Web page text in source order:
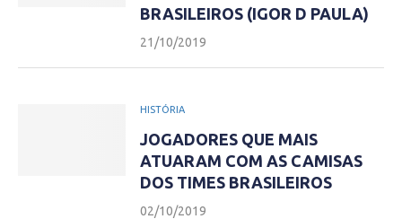
BRASILEIROS (IGOR D PAULA)
21/10/2019
HISTÓRIA
JOGADORES QUE MAIS
ATUARAM COM AS CAMISAS
DOS TIMES BRASILEIROS
02/10/2019